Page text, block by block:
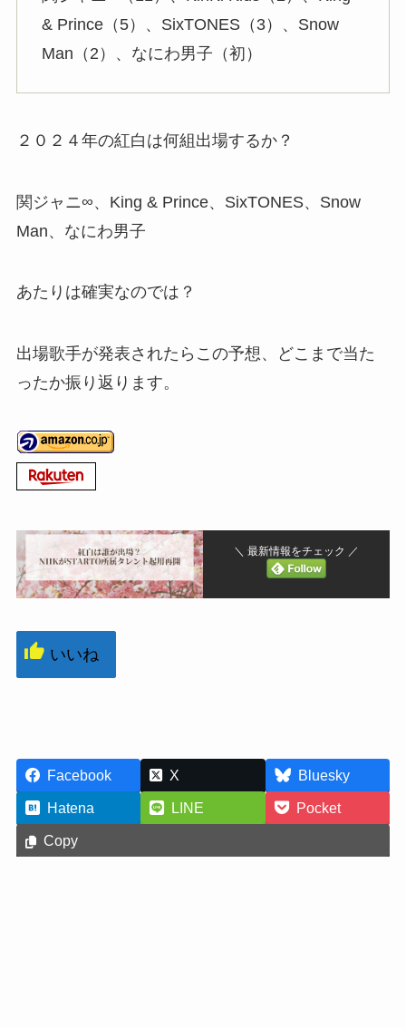
& Prince（5）、SixTONES（3）、Snow
Man（2）、なにわ男子（初）
２０２４年の紅白は何組出場するか？
関ジャニ∞、King & Prince、SixTONES、Snow
Man、なにわ男子
あたりは確実なのでは？
出場歌手が発表されたらこの予想、どこまで当た
ったか振り返ります。
＼ 最新情報をチェック ／
いいね
Facebook X
Bluesky
Hatena
LINE
Pocket
Copy